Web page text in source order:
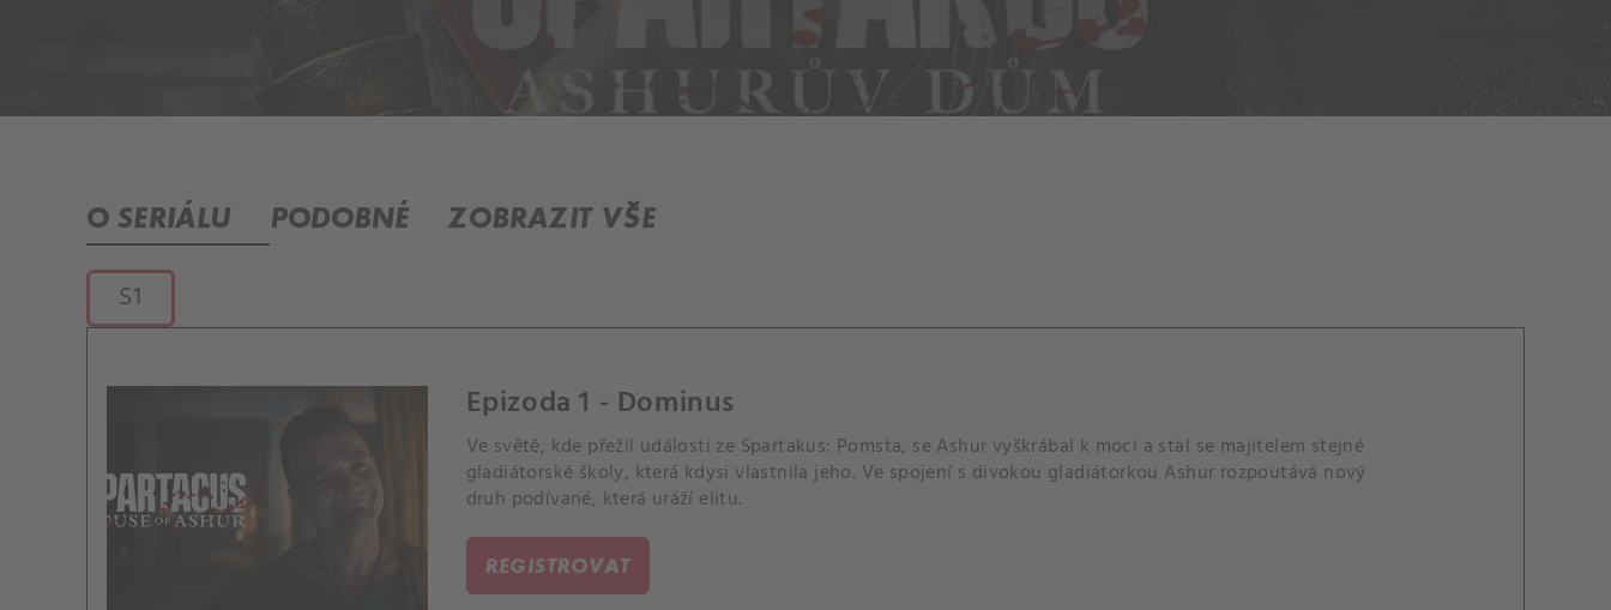
O SERIÁLU PODOBNÉ ZOBRAZIT VŠE
S1
Epizoda 1 - Dominus
Ve světě, kde přežil události ze Spartakus: Pomsta, se Ashur vyškrábal k moci a stal se majitelem stejné
gladiátorské školy, která kdysi vlastnila jeho. Ve spojení s divokou gladiátorkou Ashur rozpoutává nový
druh podívané, která uráží elitu.
REGISTROVAT